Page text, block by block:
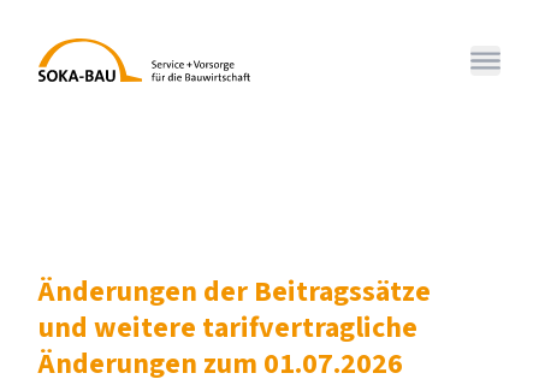
SOKA-BAU Menü
Änderungen der Beitragssätze
und weitere tarifvertragliche
Änderungen zum 01.07.2026